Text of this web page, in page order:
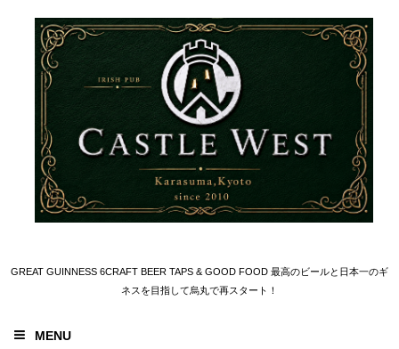
GREAT GUINNESS 6CRAFT BEER TAPS & GOOD FOOD 最高のビールと日本一のギ
ネスを目指して烏丸で再スタート！
MENU